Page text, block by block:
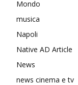
Mondo
musica
Napoli
Native AD Article
News
news cinema e tv